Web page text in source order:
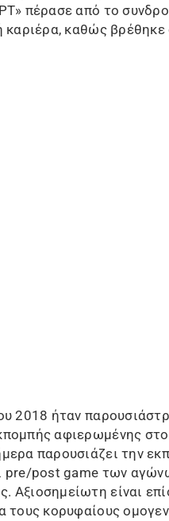
πέρασε από το
καριέρα, καθώς βρέθηκε
2018 ήταν
αφιερωμένης
παρουσιάζει την
pre/post game των
Αξιοσημείωτη είναι
τους κορυφαίους